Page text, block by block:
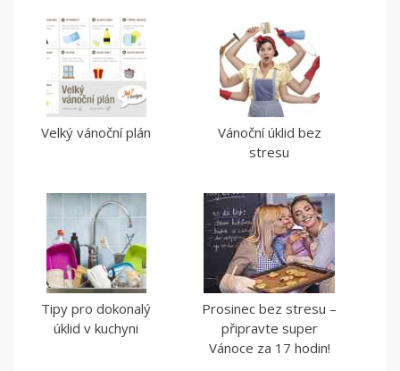
Velký vánoční plán
Vánoční úklid bez
stresu
Tipy pro dokonalý
úklid v kuchyni
Prosinec bez stresu –
připravte super
Vánoce za 17 hodin!